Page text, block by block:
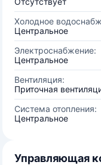
Холодное
Центральное
Электроснабжение:
Центральное
Вентиляция:
Приточная
Система отопления:
Центральное
Управляющая